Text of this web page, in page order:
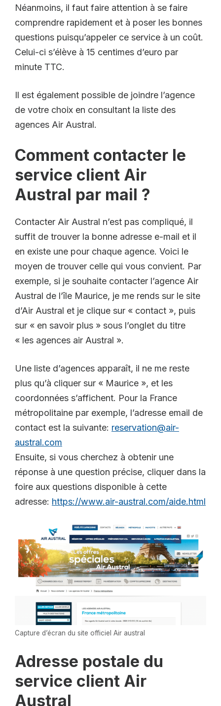
Néanmoins, il faut faire attention à se faire
comprendre rapidement et à poser les bonnes
questions puisqu’appeler ce service à un coût.
Celui-ci s’élève à 15 centimes d’euro par
minute TTC.
Il est également possible de joindre l’agence
de votre choix en consultant la liste des
agences Air Austral.
Comment contacter le
service client Air
Austral par mail ?
Contacter Air Austral n’est pas compliqué, il
suffit de trouver la bonne adresse e-mail et il
en existe une pour chaque agence. Voici le
moyen de trouver celle qui vous convient. Par
exemple, si je souhaite contacter l’agence Air
Austral de l’île Maurice, je me rends sur le site
d’Air Austral et je clique sur « contact », puis
sur « en savoir plus » sous l’onglet du titre
« les agences air Austral ».
Une liste d’agences apparaît, il ne me reste
plus qu’à cliquer sur « Maurice », et les
coordonnées s’affichent. Pour la France
métropolitaine par exemple, l’adresse email de
contact est la suivante: reservation@air-
austral.com
Ensuite, si vous cherchez à obtenir une
réponse à une question précise, cliquer dans la
foire aux questions disponible à cette
adresse: https://www.air-austral.com/aide.html
Capture d’écran du site officiel Air austral
Adresse postale du
service client Air
Austral